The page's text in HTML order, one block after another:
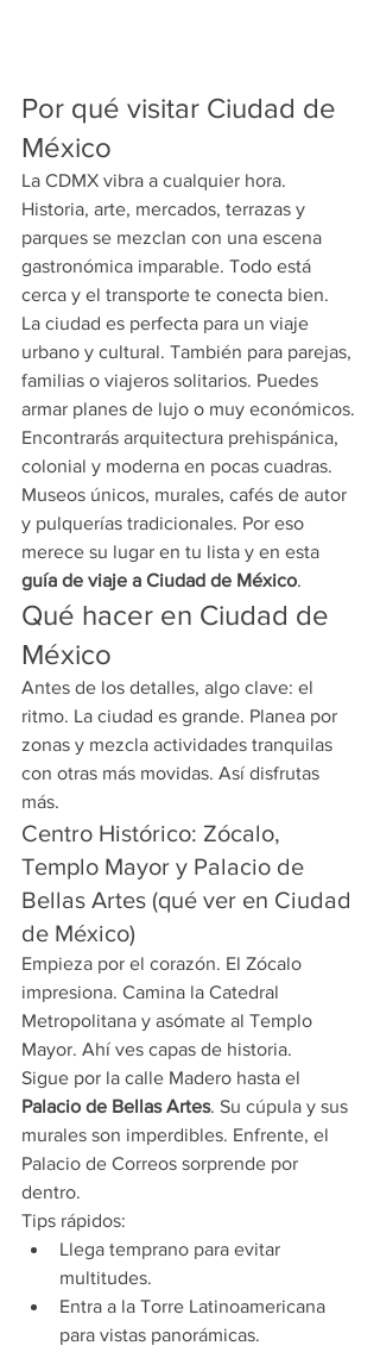
Por qué visitar Ciudad de
México
La CDMX vibra a cualquier hora.
Historia, arte, mercados, terrazas y
parques se mezclan con una escena
gastronómica imparable. Todo está
cerca y el transporte te conecta bien.
La ciudad es perfecta para un viaje
urbano y cultural. También para parejas,
familias o viajeros solitarios. Puedes
armar planes de lujo o muy económicos.
Encontrarás arquitectura prehispánica,
colonial y moderna en pocas cuadras.
Museos únicos, murales, cafés de autor
y pulquerías tradicionales. Por eso
merece su lugar en tu lista y en esta
guía de viaje a Ciudad de México.
Qué hacer en Ciudad de
México
Antes de los detalles, algo clave: el
ritmo. La ciudad es grande. Planea por
zonas y mezcla actividades tranquilas
con otras más movidas. Así disfrutas
más.
Centro Histórico: Zócalo,
Templo Mayor y Palacio de
Bellas Artes (qué ver en Ciudad
de México)
Empieza por el corazón. El Zócalo
impresiona. Camina la Catedral
Metropolitana y asómate al Templo
Mayor. Ahí ves capas de historia.
Sigue por la calle Madero hasta el
Palacio de Bellas Artes. Su cúpula y sus
murales son imperdibles. Enfrente, el
Palacio de Correos sorprende por
dentro.
Tips rápidos:
Llega temprano para evitar
multitudes.
Entra a la Torre Latinoamericana
para vistas panorámicas.